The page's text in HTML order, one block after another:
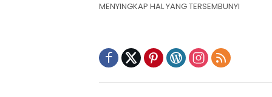
MENYINGKAP HAL YANG TERSEMBUNYI